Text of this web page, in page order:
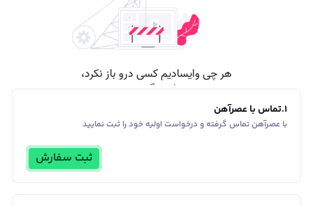
1
.تماس با عصرآهن
با عصرآهن تماس گرفته و درخواست اولیه خود را ثبت نمایید
ثبت سفارش